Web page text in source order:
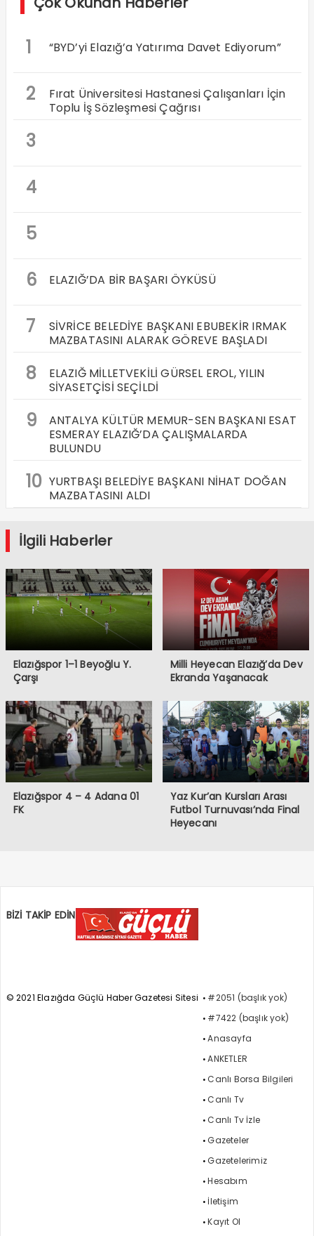
1 “BYD’yi Elazığ’a Yatırıma Davet Ediyorum”
2
Fırat Üniversitesi Hastanesi Çalışanları İçin
Toplu İş Sözleşmesi Çağrısı
3
4
5
6
ELAZIĞ’DA BİR BAŞARI ÖYKÜSÜ
7
SİVRİCE BELEDİYE BAŞKANI EBUBEKİR IRMAK
MAZBATASINI ALARAK GÖREVE BAŞLADI
8
ELAZIĞ MİLLETVEKİLİ GÜRSEL EROL, YILIN
SİYASETÇİSİ SEÇİLDİ
9
ANTALYA KÜLTÜR MEMUR-SEN BAŞKANI ESAT
ESMERAY ELAZIĞ’DA ÇALIŞMALARDA
BULUNDU
10 YURTBAŞI BELEDİYE BAŞKANI NİHAT DOĞAN
MAZBATASINI ALDI
İlgili Haberler
Elazığspor 1–1 Beyoğlu Y.
Çarşı
Milli Heyecan Elazığ’da Dev
Ekranda Yaşanacak
Elazığspor 4 – 4 Adana 01
FK
Yaz Kur’an Kursları Arası
Futbol Turnuvası’nda Final
Heyecanı
BİZİ TAKİP EDİN
© 2021 Elazığda Güçlü Haber Gazetesi Sitesi
#2051 (başlık yok)
#7422 (başlık yok)
Anasayfa
ANKETLER
Canlı Borsa Bilgileri
Canlı Tv
Canlı Tv İzle
Gazeteler
Gazetelerimiz
Hesabım
İletişim
Kayıt Ol